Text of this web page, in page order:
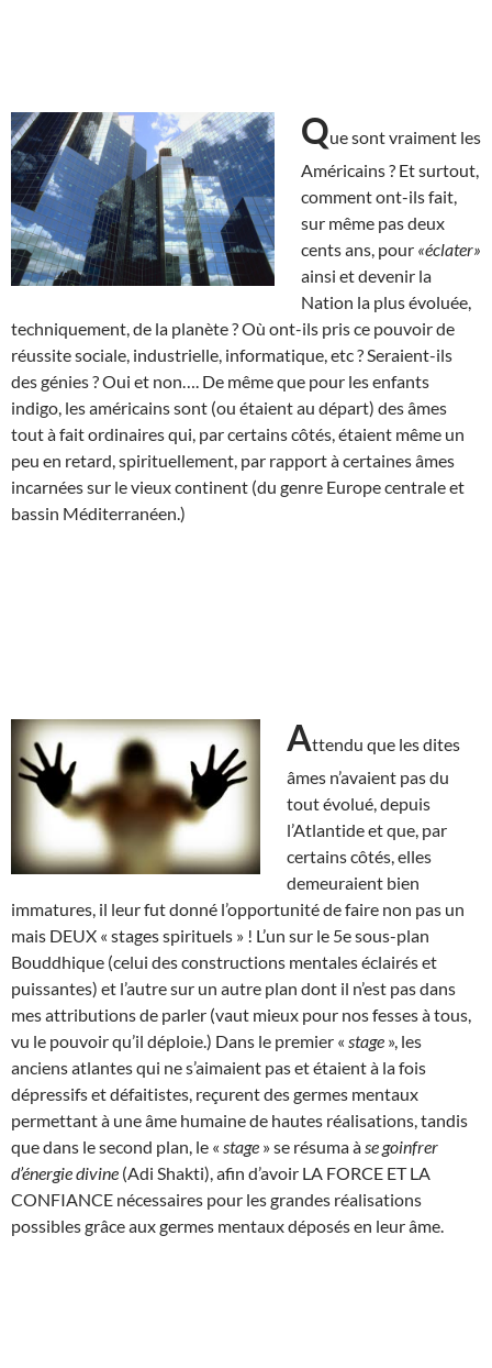
Que sont vraiment les
Américains ? Et surtout,
comment ont-ils fait,
sur même pas deux
cents ans, pour «éclater»
ainsi et devenir la
Nation la plus évoluée,
techniquement, de la planète ? Où ont-ils pris ce pouvoir de
réussite sociale, industrielle, informatique, etc ? Seraient-ils
des génies ? Oui et non…. De même que pour les enfants
indigo, les américains sont (ou étaient au départ) des âmes
tout à fait ordinaires qui, par certains côtés, étaient même un
peu en retard, spirituellement, par rapport à certaines âmes
incarnées sur le vieux continent (du genre Europe centrale et
bassin Méditerranéen.)
Attendu que les dites
âmes n’avaient pas du
tout évolué, depuis
l’Atlantide et que, par
certains côtés, elles
demeuraient bien
immatures, il leur fut donné l’opportunité de faire non pas un
mais DEUX « stages spirituels » ! L’un sur le 5e sous-plan
Bouddhique (celui des constructions mentales éclairés et
puissantes) et l’autre sur un autre plan dont il n’est pas dans
mes attributions de parler (vaut mieux pour nos fesses à tous,
vu le pouvoir qu’il déploie.) Dans le premier « stage », les
anciens atlantes qui ne s’aimaient pas et étaient à la fois
dépressifs et défaitistes, reçurent des germes mentaux
permettant à une âme humaine de hautes réalisations, tandis
que dans le second plan, le « stage » se résuma à se goinfrer
d’énergie divine (Adi Shakti), afin d’avoir LA FORCE ET LA
CONFIANCE nécessaires pour les grandes réalisations
possibles grâce aux germes mentaux déposés en leur âme.